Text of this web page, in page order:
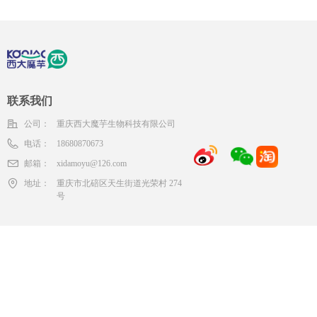
联系我们
公司：
重庆西大魔芋生物科技有限公司
电话：
18680870673
邮箱：
xidamoyu@126.com
地址：
重庆市北碚区天生街道光荣村 274
号